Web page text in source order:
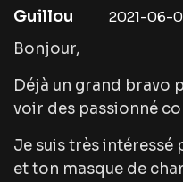
Guillou 2021-06-
Bonjour,
Déjà un grand bravo
voir des passionné
Je suis très
et ton masque de